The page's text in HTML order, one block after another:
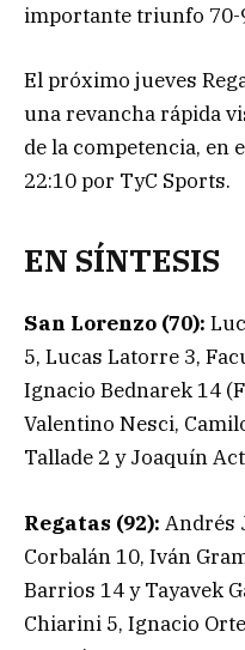
importante triunfo 70-
El próximo jueves
una revancha rápida
de la competencia, en
22:10 por TyC Sports.
EN SÍNTESIS
San Lorenzo (70):
5, Lucas Latorre 3,
Ignacio Bednarek 14
Valentino Nesci,
Tallade 2 y Joaquín
Regatas (92): Andrés
Corbalán 10, Iván
Barrios 14 y Tayavek
Chiarini 5, Ignacio